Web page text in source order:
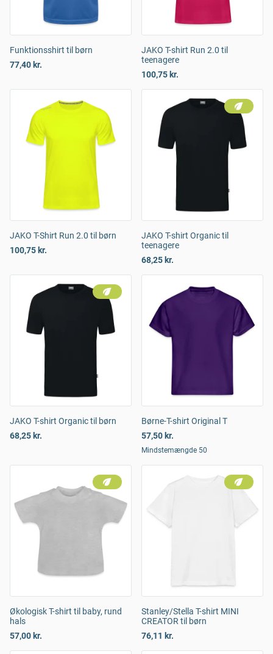
Funktionsshirt til børn
77,40 kr.
JAKO T-shirt Run 2.0 til
teenagere
100,75 kr.
JAKO T-Shirt Run 2.0 til børn
100,75 kr.
JAKO T-shirt Organic til
teenagere
68,25 kr.
JAKO T-shirt Organic til børn
68,25 kr.
Børne-T-shirt Original T
57,50 kr.
Mindstemængde 50
Økologisk T-shirt til baby, rund
hals
57,00 kr.
Stanley/Stella T-shirt MINI
CREATOR til børn
76,11 kr.